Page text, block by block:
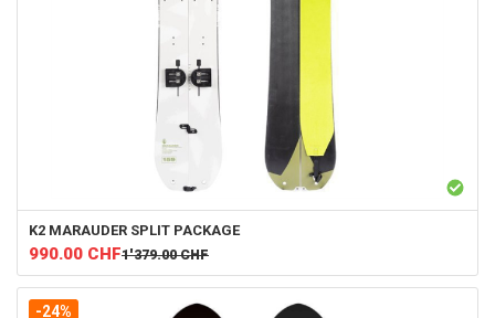
K2 MARAUDER SPLIT PACKAGE
990.00 CHF1'379.00 CHF
-24%